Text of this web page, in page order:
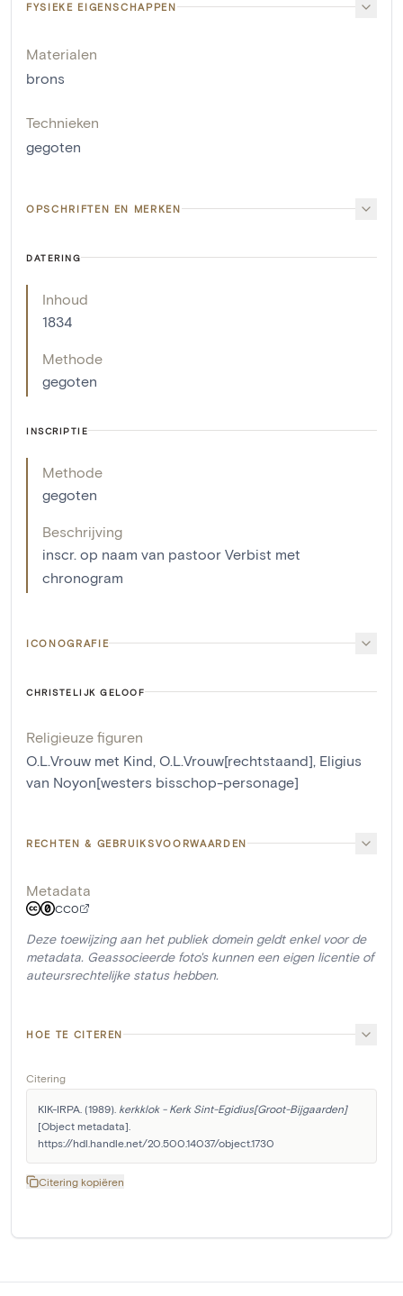
FYSIEKE EIGENSCHAPPEN
Materialen
brons
Technieken
gegoten
OPSCHRIFTEN EN MERKEN
DATERING
Inhoud
1834
Methode
gegoten
INSCRIPTIE
Methode
gegoten
Beschrijving
inscr. op naam van pastoor Verbist met
chronogram
ICONOGRAFIE
CHRISTELIJK GELOOF
Religieuze figuren
O.L.Vrouw met Kind, O.L.Vrouw[rechtstaand], Eligius
van Noyon[westers bisschop-personage]
RECHTEN & GEBRUIKSVOORWAARDEN
Metadata
CC0
Deze toewijzing aan het publiek domein geldt enkel voor de
metadata. Geassocieerde foto's kunnen een eigen licentie of
auteursrechtelijke status hebben.
HOE TE CITEREN
Citering
KIK-IRPA. (1989). kerkklok - Kerk Sint-Egidius[Groot-Bijgaarden]
[Object metadata].
https://hdl.handle.net/20.500.14037/object.1730
Citering kopiëren